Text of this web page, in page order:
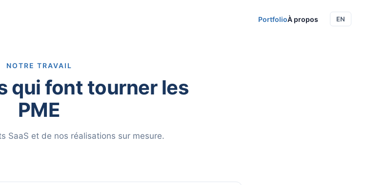
PortfolioÀ propos EN
NOTRE TRAVAIL
qui font tourner les
PME
SaaS et de nos réalisations sur mesure.